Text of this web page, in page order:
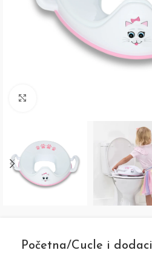
Početna Cucle i dodaci